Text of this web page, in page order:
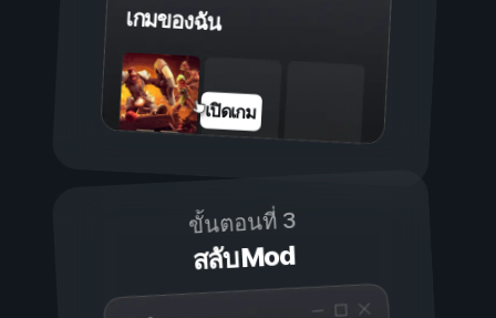
เกมของฉัน
เปิดเกม
ขั้นตอนที่ 3
สลับ Mod